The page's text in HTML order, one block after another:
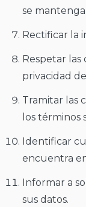
se
Rectificar la
Respetar las
privacidad
Tramitar las
los términos
Identificar
encuentra
Informar a
sus datos.